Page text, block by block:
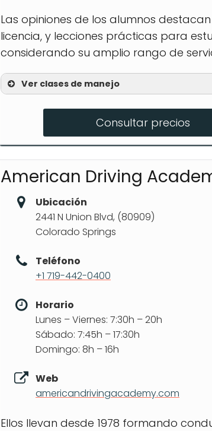
Las opiniones de los alumnos
licencia, y lecciones prácticas para
considerando su amplio rango de
Ver clases de manejo
Clase De Permiso
Behind the Wheel Driving Lessons
Consultar precios
American Driving
Ubicación
2441 N Union Blvd, (80909)
Colorado Springs
Teléfono
+1 719-442-0400
Horario
Lunes – Viernes: 7:30h – 20h
Sábado: 7:45h – 17:30h
Domingo: 8h – 16h
Web
americandrivingacademy.com
Ellos llevan desde 1978 formando